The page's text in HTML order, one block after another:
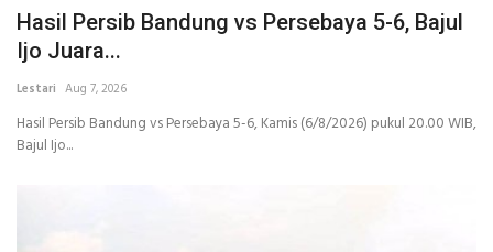
Hasil Persib Bandung vs Persebaya 5-6, Bajul
Ijo Juara...
Lestari Aug 7, 2026
Hasil Persib Bandung vs Persebaya 5-6, Kamis (6/8/2026) pukul 20.00 WIB,
Bajul Ijo...